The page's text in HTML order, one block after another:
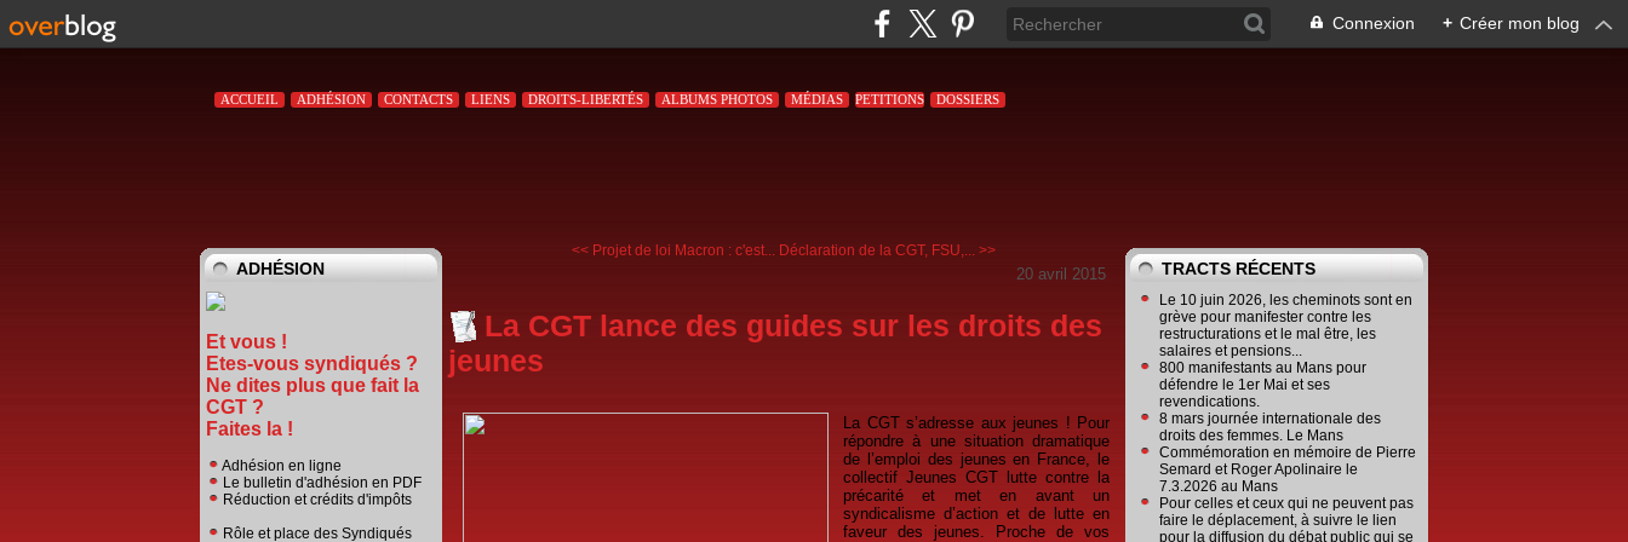
Connexion + Créer mon blog
ACCUEIL ADHÉSION CONTACTS LIENS DROITS-LIBERTÉS ALBUMS PHOTOS MÉDIAS PETITIONS DOSSIERS
ADHÉSION
Et vous !
Etes-vous syndiqués ?
Ne dites plus que fait la
CGT ?
Faites la !
Adhésion en ligne
Le bulletin d'adhésion en PDF
Réduction et crédits d'impôts
Rôle et place des Syndiqués
<< Projet de loi Macron : c'est... Déclaration de la CGT, FSU,... >>
20 avril 2015
La CGT lance des guides sur les droits des
jeunes
La CGT s’adresse aux jeunes ! Pour
répondre à une situation dramatique
de l’emploi des jeunes en France, le
collectif Jeunes CGT lutte contre la
précarité et met en avant un
syndicalisme d’action et de lutte en
faveur des jeunes. Proche de vos
TRACTS RÉCENTS
Le 10 juin 2026, les cheminots sont en
grève pour manifester contre les
restructurations et le mal être, les
salaires et pensions...
800 manifestants au Mans pour
défendre le 1er Mai et ses
revendications.
8 mars journée internationale des
droits des femmes. Le Mans
Commémoration en mémoire de Pierre
Semard et Roger Apolinaire le
7.3.2026 au Mans
Pour celles et ceux qui ne peuvent pas
faire le déplacement, à suivre le lien
pour la diffusion du débat public qui se